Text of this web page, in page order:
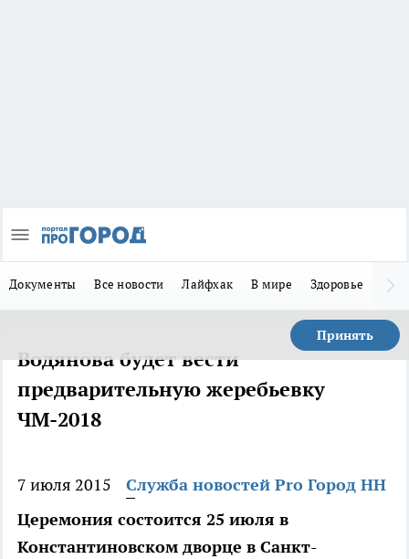
Документы Все новости Лайфхак В мире Здоровье
Принять
Водянова будет вести
предварительную жеребьевку
ЧМ-2018
7 июля 2015
Служба новостей Pro Город НН
Церемония состоится 25 июля в
Константиновском дворце в Санкт-